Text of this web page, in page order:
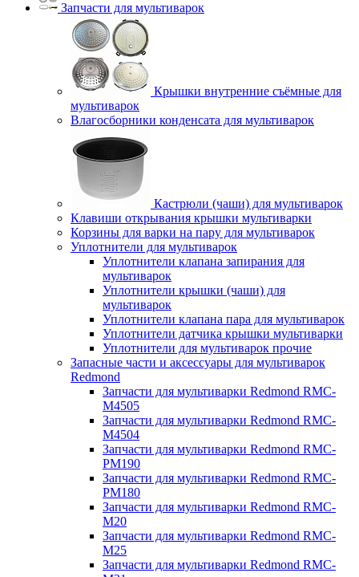
Запчасти для мультиварок
Крышки внутренние съёмные для
мультиварок
Влагосборники конденсата для мультиварок
Кастрюли (чаши) для мультиварок
Клавиши открывания крышки мультиварки
Корзины для варки на пару для мультиварок
Уплотнители для мультиварок
Уплотнители клапана запирания для
мультиварок
Уплотнители крышки (чаши) для
мультиварок
Уплотнители клапана пара для мультиварок
Уплотнители датчика крышки мультиварки
Уплотнители для мультиварок прочие
Запасные части и аксессуары для мультиварок
Redmond
Запчасти для мультиварки Redmond RMC-
M4505
Запчасти для мультиварки Redmond RMC-
M4504
Запчасти для мультиварки Redmond RMC-
PM190
Запчасти для мультиварки Redmond RMC-
PM180
Запчасти для мультиварки Redmond RMC-
M20
Запчасти для мультиварки Redmond RMC-
M25
Запчасти для мультиварки Redmond RMC-